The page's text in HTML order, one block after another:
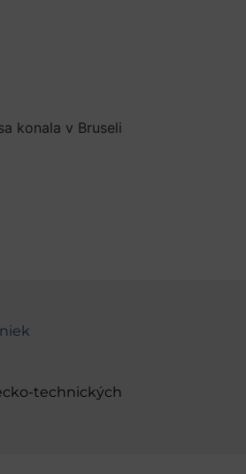
konala v Bruseli
technických